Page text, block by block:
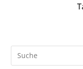
Search
this